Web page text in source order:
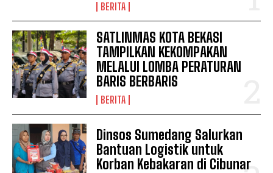
BERITA
SATLINMAS KOTA BEKASI
TAMPILKAN KEKOMPAKAN
MELALUI LOMBA PERATURAN
BARIS BERBARIS
BERITA
Dinsos Sumedang Salurkan
Bantuan Logistik untuk
Korban Kebakaran di Cibunar